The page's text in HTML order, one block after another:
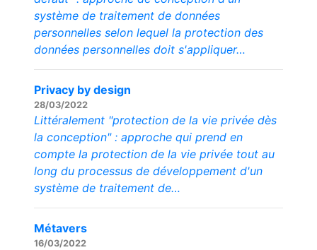
système de traitement de données
personnelles selon lequel la protection des
données personnelles doit s'appliquer…
Privacy by design
28/03/2022
Littéralement "protection de la vie privée dès
la conception" : approche qui prend en
compte la protection de la vie privée tout au
long du processus de développement d'un
système de traitement de…
Métavers
16/03/2022